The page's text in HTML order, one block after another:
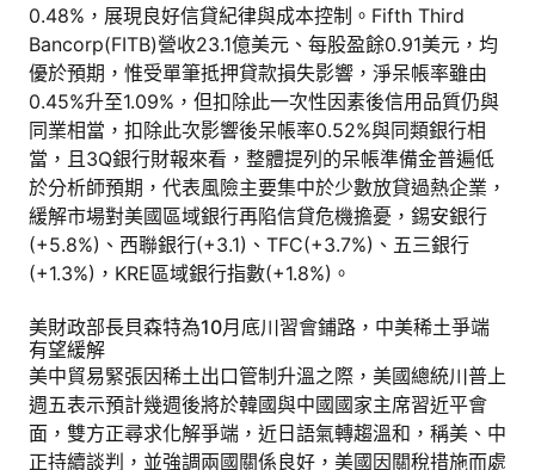
0.48%，展現良好信貸紀律與成本控制。Fifth Third
Bancorp(FITB)營收23.1億美元、每股盈餘0.91美元，均
優於預期，惟受單筆抵押貸款損失影響，淨呆帳率雖由
0.45%升至1.09%，但扣除此一次性因素後信用品質仍與
同業相當，扣除此次影響後呆帳率0.52%與同類銀行相
當，且3Q銀行財報來看，整體提列的呆帳準備金普遍低
於分析師預期，代表風險主要集中於少數放貸過熱企業，
緩解市場對美國區域銀行再陷信貸危機擔憂，錫安銀行
(+5.8%)、西聯銀行(+3.1)、TFC(+3.7%)、五三銀行
(+1.3%)，KRE區域銀行指數(+1.8%)。
美財政部長貝森特為10月底川習會鋪路，中美稀土爭端
有望緩解
美中貿易緊張因稀土出口管制升溫之際，美國總統川普上
週五表示預計幾週後將於韓國與中國國家主席習近平會
面，雙方正尋求化解爭端，近日語氣轉趨溫和，稱美、中
正持續談判，並強調兩國關係良好，美國因關稅措施而處